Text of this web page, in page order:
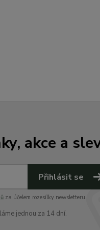
akce a
Přihlásit se
za účelem rozesílky newsletteru.
jednou za 14 dní.